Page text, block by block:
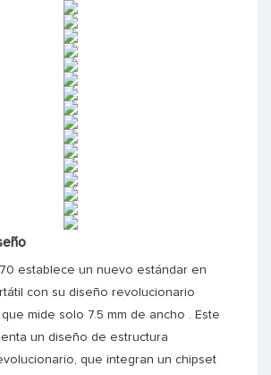
establece un nuevo estándar en
con su diseño revolucionario
mide solo 7.5 mm de ancho . Este
un diseño de estructura
que integran un chipset